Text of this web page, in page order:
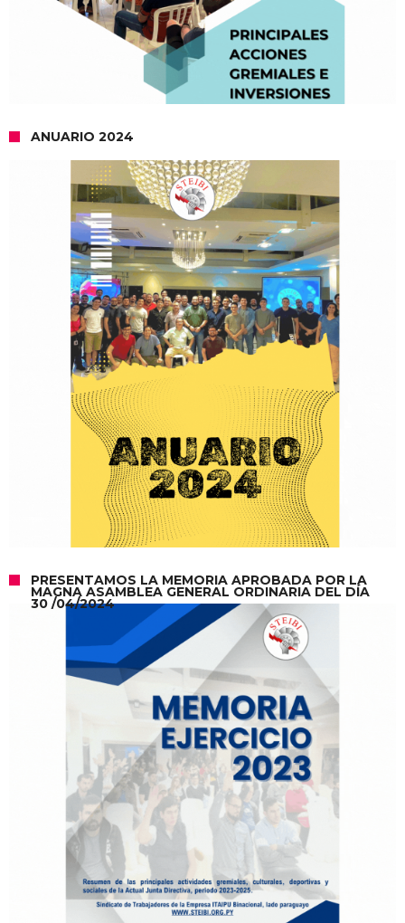
ANUARIO 2024
PRESENTAMOS LA MEMORIA APROBADA POR LA
MAGNA ASAMBLEA GENERAL ORDINARIA DEL DÍA
30 /04/2024